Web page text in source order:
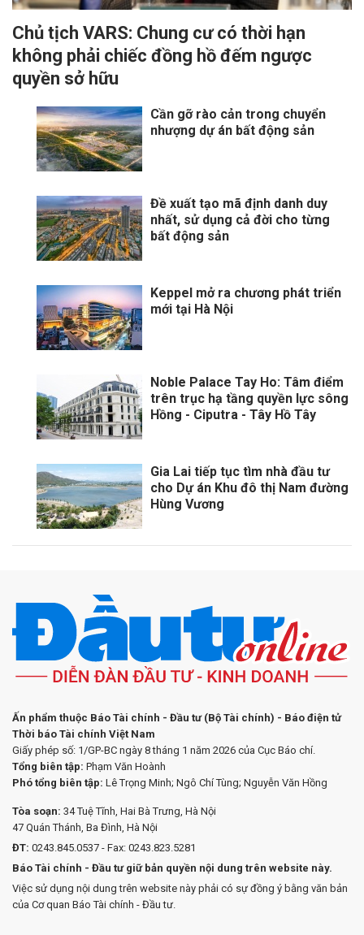
Chủ tịch VARS: Chung cư có thời hạn
không phải chiếc đồng hồ đếm ngược
quyền sở hữu
Cần gỡ rào cản trong chuyển
nhượng dự án bất động sản
Đề xuất tạo mã định danh duy
nhất, sử dụng cả đời cho từng
bất động sản
Keppel mở ra chương phát triển
mới tại Hà Nội
Noble Palace Tay Ho: Tâm điểm
trên trục hạ tầng quyền lực sông
Hồng - Ciputra - Tây Hồ Tây
Gia Lai tiếp tục tìm nhà đầu tư
cho Dự án Khu đô thị Nam đường
Hùng Vương
Ấn phẩm thuộc Báo Tài chính - Đầu tư (Bộ Tài chính) - Báo điện tử
Thời báo Tài chính Việt Nam
Giấy phép số: 1/GP-BC ngày 8 tháng 1 năm 2026 của Cục Báo chí.
Tổng biên tập: Phạm Văn Hoành
Phó tổng biên tập: Lê Trọng Minh; Ngô Chí Tùng; Nguyễn Văn Hồng
Tòa soạn: 34 Tuệ Tĩnh, Hai Bà Trưng, Hà Nội
47 Quán Thánh, Ba Đình, Hà Nội
ĐT: 0243.845.0537 - Fax: 0243.823.5281
Báo Tài chính - Đầu tư giữ bản quyền nội dung trên website này.
Việc sử dụng nội dung trên website này phải có sự đồng ý bằng văn bản
của Cơ quan Báo Tài chính - Đầu tư.